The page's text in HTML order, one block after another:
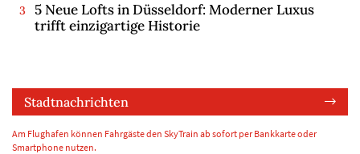
5 Neue Lofts in Düsseldorf: Moderner Luxus
trifft einzigartige Historie
Stadtnachrichten
Am Flughafen können Fahrgäste den SkyTrain ab sofort per Bankkarte oder
Smartphone nutzen.